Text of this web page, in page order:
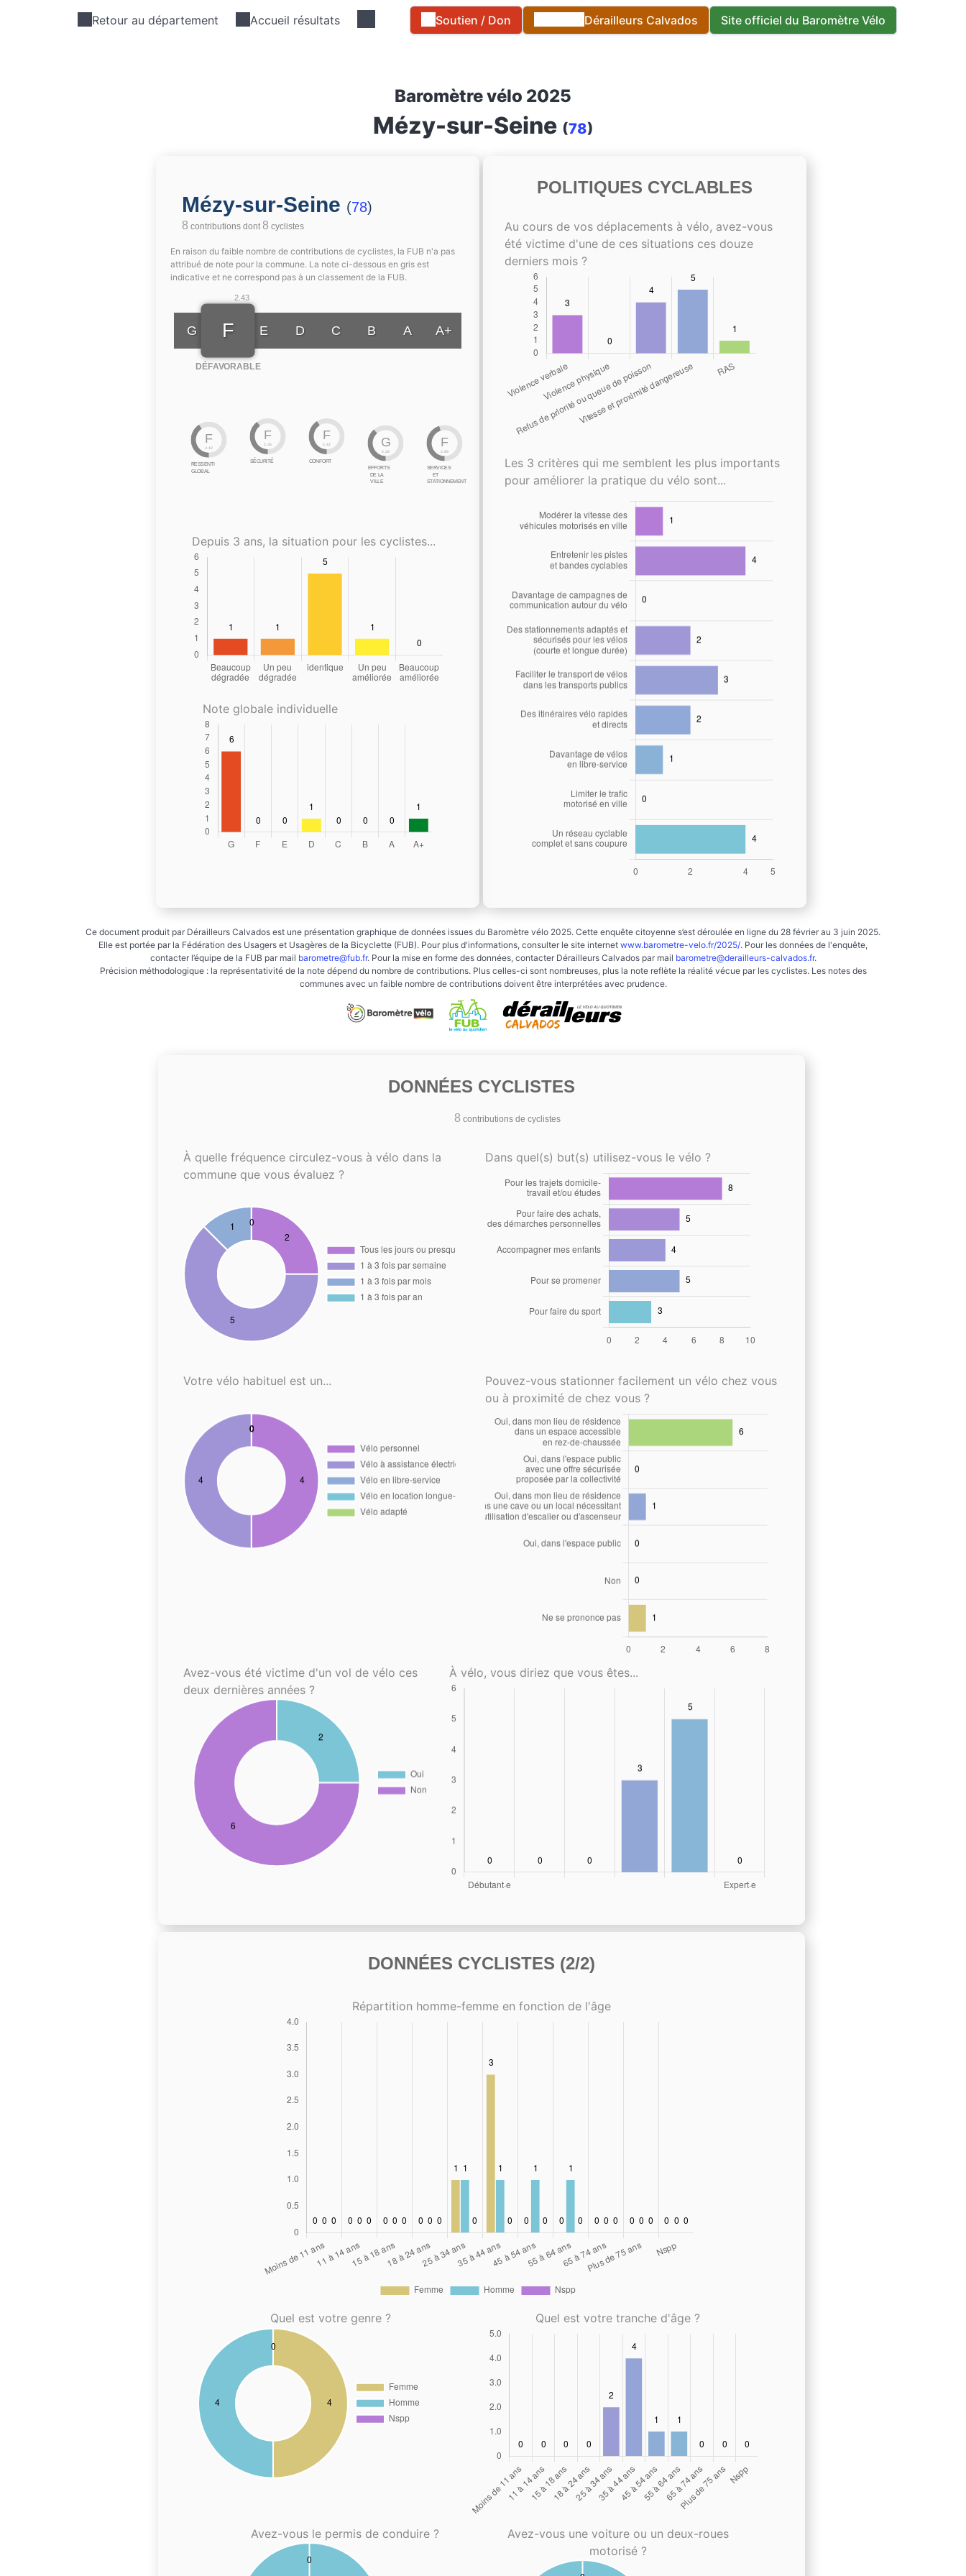
Retour au département Accueil résultats Soutien / Don Dérailleurs Calvados Site officiel du Baromètre Vélo
Baromètre vélo 2025
Mézy-sur-Seine (78)
Mézy-sur-Seine (78)
8 contributions dont8 cyclistes
En raison du faible nombre de contributions de cyclistes, la FUB n'a pas
attribué de note pour la commune. La note ci-dessous en gris est
indicative et ne correspond pas à un classement de la FUB.
G
2.43
F
DÉFAVORABLE
E D C B A A+
F
2.42
RESSENTI
GLOBAL
F
2.35
SÉCURITÉ
F
2.42
CONFORT
G
2.28
EFFORTS
DE LA
VILLE
F
2.69
SERVICES
ET
STATIONNEMENT
Depuis 3 ans, la situation pour les cyclistes...
Note globale individuelle
POLITIQUES CYCLABLES
Au cours de vos déplacements à vélo, avez-vous
été victime d'une de ces situations ces douze
derniers mois ?
Les 3 critères qui me semblent les plus importants
pour améliorer la pratique du vélo sont...
Ce document produit par Dérailleurs Calvados est une présentation graphique de données issues du Baromètre vélo 2025. Cette enquête citoyenne s’est déroulée en ligne du 28 février au 3 juin 2025.
Elle est portée par la Fédération des Usagers et Usagères de la Bicyclette (FUB). Pour plus d'informations, consulter le site internet www.barometre-velo.fr/2025/. Pour les données de l'enquête,
contacter l’équipe de la FUB par mail barometre@fub.fr. Pour la mise en forme des données, contacter Dérailleurs Calvados par mail barometre@derailleurs-calvados.fr.
Précision méthodologique : la représentativité de la note dépend du nombre de contributions. Plus celles-ci sont nombreuses, plus la note reflète la réalité vécue par les cyclistes. Les notes des
communes avec un faible nombre de contributions doivent être interprétées avec prudence.
DONNÉES CYCLISTES
8 contributions de cyclistes
À quelle fréquence circulez-vous à vélo dans la
commune que vous évaluez ?
Dans quel(s) but(s) utilisez-vous le vélo ?
Votre vélo habituel est un...
Pouvez-vous stationner facilement un vélo chez vous
ou à proximité de chez vous ?
Avez-vous été victime d'un vol de vélo ces
deux dernières années ?
À vélo, vous diriez que vous êtes...
DONNÉES CYCLISTES (2/2)
Répartition homme-femme en fonction de l'âge
Quel est votre genre ? Quel est votre tranche d'âge ?
Avez-vous le permis de conduire ?
Avez-vous une voiture ou un deux-roues
motorisé ?